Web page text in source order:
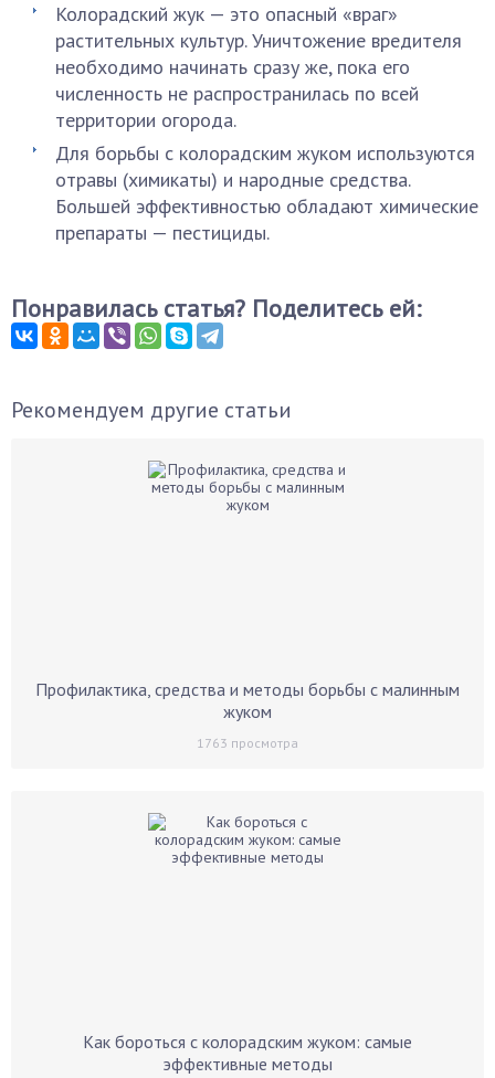
Колорадский жук — это опасный «враг»
растительных культур. Уничтожение вредителя
необходимо начинать сразу же, пока его
численность не распространилась по всей
территории огорода.
Для борьбы с колорадским жуком используются
отравы (химикаты) и народные средства.
Большей эффективностью обладают химические
препараты — пестициды.
Понравилась статья? Поделитесь ей:
Рекомендуем другие статьи
Профилактика, средства и методы борьбы с малинным
жуком
1763 просмотра
Как бороться с колорадским жуком: самые
эффективные методы